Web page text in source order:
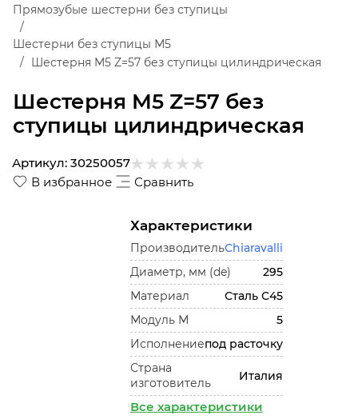
Шестерня M5 Z=57 без
ступицы цилиндрическая
Прямозубые шестерни без ступицы
Шестерни без ступицы М5
Шестерня M5 Z=57 без ступицы цилиндрическая
В избранное Сравнить
Артикул: 30250057
Характеристики
ПроизводительChiaravalli
Диаметр, мм (de)
295
Материал
Сталь С45
Модуль М
5
Исполнениепод расточку
Страна
изготовитель
Италия
Все характеристики